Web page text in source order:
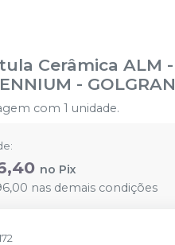
Cerâmica ALM -
- GOLGRAN
com 1 unidade.
no Pix
nas demais condições